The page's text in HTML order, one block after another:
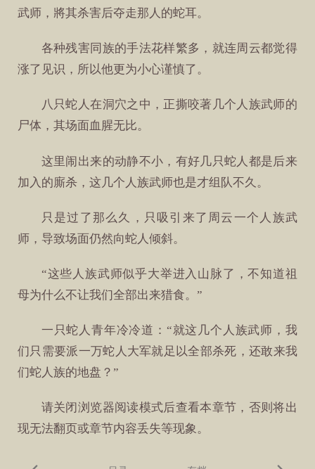
武师，將其杀害后夺走那人的蛇耳。
各种残害同族的手法花样繁多，就连周云都觉得
涨了见识，所以他更为小心谨慎了。
八只蛇人在洞穴之中，正撕咬著几个人族武师的
尸体，其场面血腥无比。
这里闹出来的动静不小，有好几只蛇人都是后来
加入的廝杀，这几个人族武师也是才组队不久。
只是过了那么久，只吸引来了周云一个人族武
师，导致场面仍然向蛇人倾斜。
“这些人族武师似乎大举进入山脉了，不知道祖
母为什么不让我们全部出来猎食。”
一只蛇人青年冷冷道：“就这几个人族武师，我
们只需要派一万蛇人大军就足以全部杀死，还敢来我
们蛇人族的地盘？”
请关闭浏览器阅读模式后查看本章节，否则将出
现无法翻页或章节内容丢失等现象。